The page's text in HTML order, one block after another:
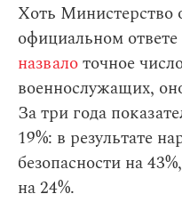
Хоть Министерство
официальном
назвалоточное
военнослужащих,
За три года
19%: в результате
безопасности на
на 24%.